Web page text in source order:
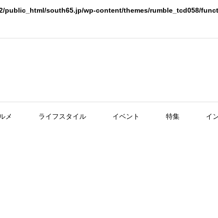
public_html/south65.jp/wp-content/themes/rumble_tcd058/
メ ライフスタイル イベント 特集 イ